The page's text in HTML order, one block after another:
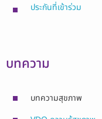
ประกันที่เข้าร่วม
บทความ
บทความสุขภาพ